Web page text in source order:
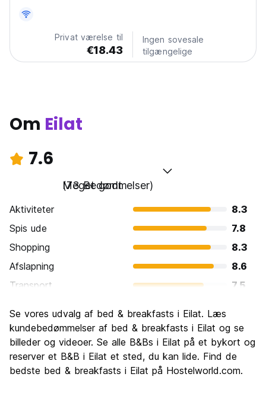
Privat værelse til
€18.43
Ingen sovesale
tilgængelige
Om Eilat
7.6
Meget godt
(73 Bedømmelser)
Aktiviteter
8.3
Spis ude
7.8
Shopping
8.3
Afslapning
8.6
Transport
7.5
Kultur
6.2
Fester
7.9
Værdi for pengene
7.0
Se vores udvalg af bed & breakfasts i Eilat. Læs
kundebedømmelser af bed & breakfasts i Eilat og se
billeder og videoer. Se alle B&Bs i Eilat på et bykort og
reserver et B&B i Eilat et sted, du kan lide. Find de
bedste bed & breakfasts i Eilat på Hostelworld.com.